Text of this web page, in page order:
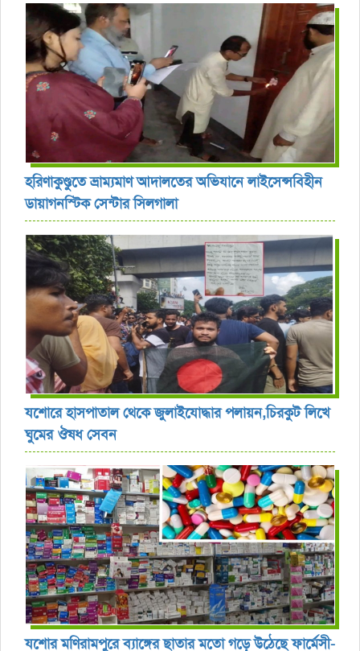
হরিণাকুণ্ডুতে ভ্রাম্যমাণ আদালতের অভিযানে লাইসেন্সবিহীন
ডায়াগনস্টিক সেন্টার সিলগালা
যশোরে হাসপাতাল থেকে জুলাইযোদ্ধার পলায়ন,চিরকুট লিখে
ঘুমের ঔষধ সেবন
যশোর ‎মণিরামপুরে ব্যাঙ্গের ছাতার মতো গড়ে উঠেছে ফার্মেসী-